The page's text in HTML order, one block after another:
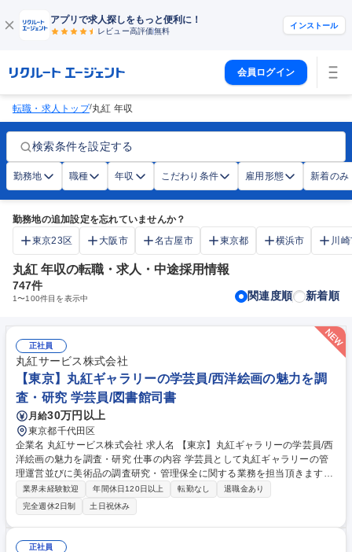
アプリで求人探しをもっと便利に！
レビュー高評価無料
インストール
会員ログイン
転職・求人トップ/丸紅 年収
検索条件を設定する
勤務地 職種 年収 こだわり条件 雇用形態 新着のみ
勤務地の追加設定を忘れていませんか？
東京23区
大阪市 名古屋市 東京都 横浜市 川
丸紅 年収の転職・求人・中途採用情報
747件
1〜100件目を表示中 関連度順 新着順
正社員
丸紅サービス株式会社
【東京】丸紅ギャラリーの学芸員/西洋絵画の魅力を調
査・研究 学芸員/図書館司書
月給30万円以上
東京都千代田区
企業名 丸紅サービス株式会社 求人名 【東京】丸紅ギャラリーの学芸員/西
洋絵画の魅力を調査・研究 仕事の内容 学芸員として丸紅ギャラリーの管
理運営並びに美術品の調査研究・管理保全に関する業務を担当頂きます。
丸紅コレクションの認知向上を目指し所蔵作品の更なる調査・研究を進め
るための採用です。 ・企画展の企画、運営 ・絵画を中心に美術品の調査
研究（英文資料の読解・調査を含む） ・絵画を中心に美術品の保全に関す
る業務 ・絵画を中心に作品の解説、原稿執筆・校正 ・展示室・収蔵庫等
の環境整備 ・その他美術品に関する学芸業務全般 募集職種 【東京】丸紅
業界未経験歓迎 年間休日120日以上 転勤なし
退職金あり
完全週休2日制
土日祝休み
正社員